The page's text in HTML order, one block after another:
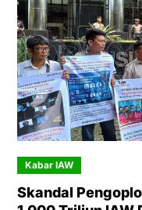
Kabar IAW
Skandal